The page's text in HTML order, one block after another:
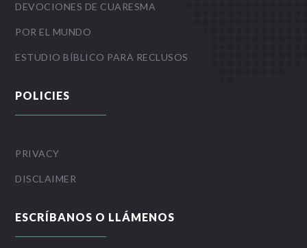
DEVOCIONES DE CUARESMA
POR EL MUNDO
ESTUDIO BÍBLICO PARA RECLUSOS
POLICIES
PRIVACY
DISCLAIMER
ESCRÍBANOS O LLÁMENOS